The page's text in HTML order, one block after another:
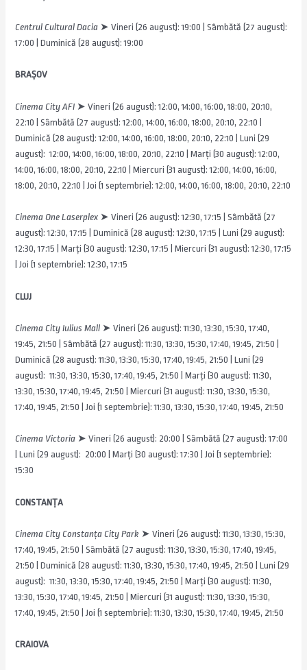
Centrul Cultural Dacia ➤ Vineri (26 august): 19:00 | Sâmbătă (27 august):
17:00 | Duminică (28 august): 19:00
BRAȘOV
Cinema City AFI ➤ Vineri (26 august): 12:00, 14:00, 16:00, 18:00, 20:10,
22:10 | Sâmbătă (27 august): 12:00, 14:00, 16:00, 18:00, 20:10, 22:10 |
Duminică (28 august): 12:00, 14:00, 16:00, 18:00, 20:10, 22:10 | Luni (29
august): 12:00, 14:00, 16:00, 18:00, 20:10, 22:10 | Marți (30 august): 12:00,
14:00, 16:00, 18:00, 20:10, 22:10 | Miercuri (31 august): 12:00, 14:00, 16:00,
18:00, 20:10, 22:10 | Joi (1 septembrie): 12:00, 14:00, 16:00, 18:00, 20:10, 22:10
Cinema One Laserplex ➤ Vineri (26 august): 12:30, 17:15 | Sâmbătă (27
august): 12:30, 17:15 | Duminică (28 august): 12:30, 17:15 | Luni (29 august):
12:30, 17:15 | Marți (30 august): 12:30, 17:15 | Miercuri (31 august): 12:30, 17:15
| Joi (1 septembrie): 12:30, 17:15
CLUJ
Cinema City Iulius Mall ➤ Vineri (26 august): 11:30, 13:30, 15:30, 17:40,
19:45, 21:50 | Sâmbătă (27 august): 11:30, 13:30, 15:30, 17:40, 19:45, 21:50 |
Duminică (28 august): 11:30, 13:30, 15:30, 17:40, 19:45, 21:50 | Luni (29
august): 11:30, 13:30, 15:30, 17:40, 19:45, 21:50 | Marți (30 august): 11:30,
13:30, 15:30, 17:40, 19:45, 21:50 | Miercuri (31 august): 11:30, 13:30, 15:30,
17:40, 19:45, 21:50 | Joi (1 septembrie): 11:30, 13:30, 15:30, 17:40, 19:45, 21:50
Cinema Victoria ➤ Vineri (26 august): 20:00 | Sâmbătă (27 august): 17:00
| Luni (29 august): 20:00 | Marți (30 august): 17:30 | Joi (1 septembrie):
15:30
CONSTANȚA
Cinema City Constanța City Park ➤ Vineri (26 august): 11:30, 13:30, 15:30,
17:40, 19:45, 21:50 | Sâmbătă (27 august): 11:30, 13:30, 15:30, 17:40, 19:45,
21:50 | Duminică (28 august): 11:30, 13:30, 15:30, 17:40, 19:45, 21:50 | Luni (29
august): 11:30, 13:30, 15:30, 17:40, 19:45, 21:50 | Marți (30 august): 11:30,
13:30, 15:30, 17:40, 19:45, 21:50 | Miercuri (31 august): 11:30, 13:30, 15:30,
17:40, 19:45, 21:50 | Joi (1 septembrie): 11:30, 13:30, 15:30, 17:40, 19:45, 21:50
CRAIOVA